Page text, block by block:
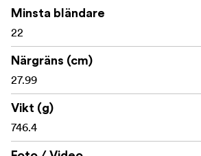
Minsta bländare
22
Närgräns (cm)
27.99
Vikt (g)
746.4